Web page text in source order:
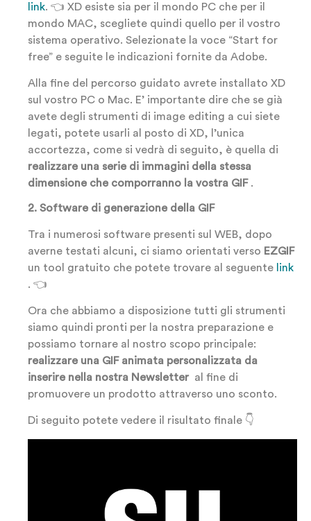
link. 👈 XD esiste sia per il mondo PC che per il
mondo MAC, scegliete quindi quello per il vostro
sistema operativo. Selezionate la voce “Start for
free” e seguite le indicazioni fornite da Adobe.
Alla fine del percorso guidato avrete installato XD
sul vostro PC o Mac. E’ importante dire che se già
avete degli strumenti di image editing a cui siete
legati, potete usarli al posto di XD, l’unica
accortezza, come si vedrà di seguito, è quella di
realizzare una serie di immagini della stessa
dimensione che comporranno la vostra GIF.
2. Software di generazione della GIF
Tra i numerosi software presenti sul WEB, dopo
averne testati alcuni, ci siamo orientati verso EZGIF
un tool gratuito che potete trovare al seguente link
. 👈
Ora che abbiamo a disposizione tutti gli strumenti
siamo quindi pronti per la nostra preparazione e
possiamo tornare al nostro scopo principale:
realizzare una GIF animata personalizzata da
inserire nella nostra Newsletter al fine di
promuovere un prodotto attraverso uno sconto.
Di seguito potete vedere il risultato finale 👇